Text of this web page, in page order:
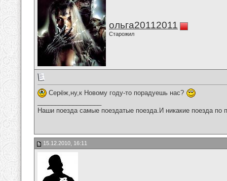
ольга20112011
Старожил
Серёж,ну,к Новому году-то порадуешь нас?
Наши поезда самые поездатые поезда.И никакие поезда по
15.12.2010, 16:11